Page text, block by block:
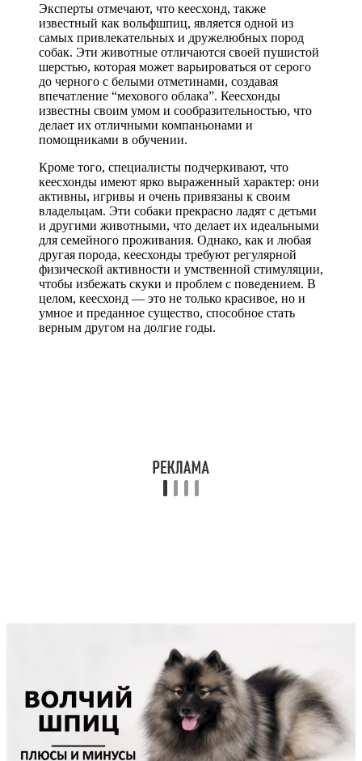
Эксперты отмечают, что кеесхонд, также
известный как вольфшпиц, является одной из
самых привлекательных и дружелюбных пород
собак. Эти животные отличаются своей пушистой
шерстью, которая может варьироваться от серого
до черного с белыми отметинами, создавая
впечатление “мехового облака”. Кеесхонды
известны своим умом и сообразительностью, что
делает их отличными компаньонами и
помощниками в обучении.
Кроме того, специалисты подчеркивают, что
кеесхонды имеют ярко выраженный характер: они
активны, игривы и очень привязаны к своим
владельцам. Эти собаки прекрасно ладят с детьми
и другими животными, что делает их идеальными
для семейного проживания. Однако, как и любая
другая порода, кеесхонды требуют регулярной
физической активности и умственной стимуляции,
чтобы избежать скуки и проблем с поведением. В
целом, кеесхонд — это не только красивое, но и
умное и преданное существо, способное стать
верным другом на долгие годы.